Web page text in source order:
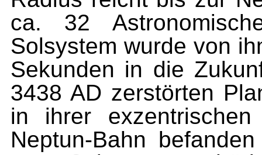
ca. 32
Solsystem wurde von
Sekunden in die
3438 AD zerstörten
in ihrer
Neptun-Bahn